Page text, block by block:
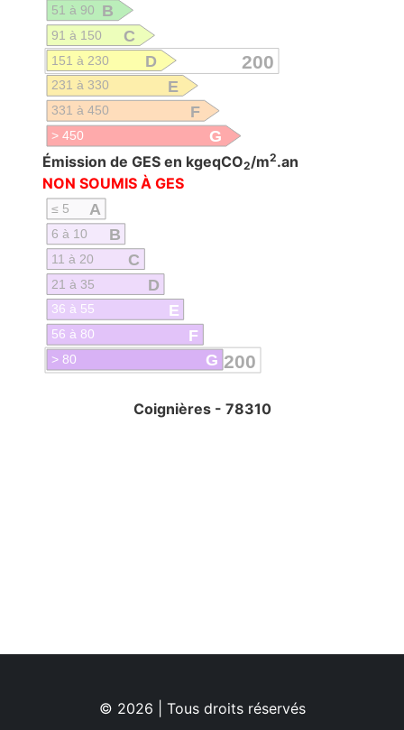
B
51 à 90
C
91 à 150
200
D
151 à 230
E
231 à 330
F
331 à 450
G
> 450
Émission de GES en kgeqCO2/m2.an
NON SOUMIS À GES
A
≤ 5
B
6 à 10
C
11 à 20
D
21 à 35
E
36 à 55
F
56 à 80
200
G
> 80
Coignières - 78310
© 2026 | Tous droits réservés